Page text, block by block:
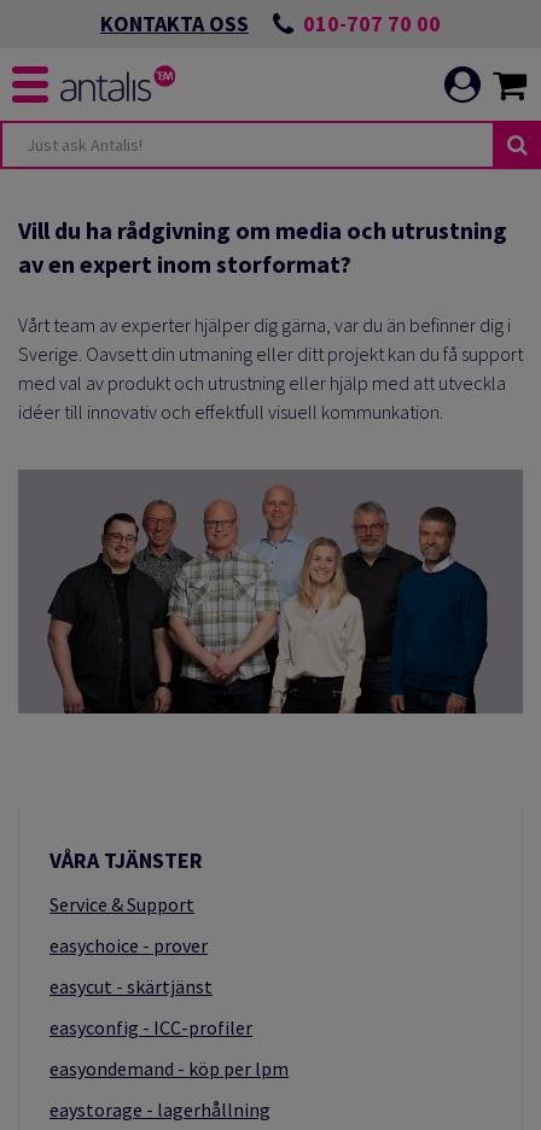
KONTAKTA OSS 010-707 70 00
Vill du ha rådgivning om media och utrustning
av en expert inom storformat?
Vårt team av experter hjälper dig gärna, var du än befinner dig i
Sverige. Oavsett din utmaning eller ditt projekt kan du få support
med val av produkt och utrustning eller hjälp med att utveckla
idéer till innovativ och effektfull visuell kommunkation.
VÅRA TJÄNSTER
Service & Support
easychoice - prover
easycut - skärtjänst
easyconfig - ICC-profiler
easyondemand - köp per lpm
eaystorage - lagerhållning